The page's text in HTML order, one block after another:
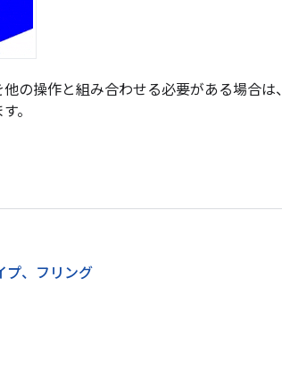
の操作と組み合わせる必要がある場合は、
。
プ、フリング